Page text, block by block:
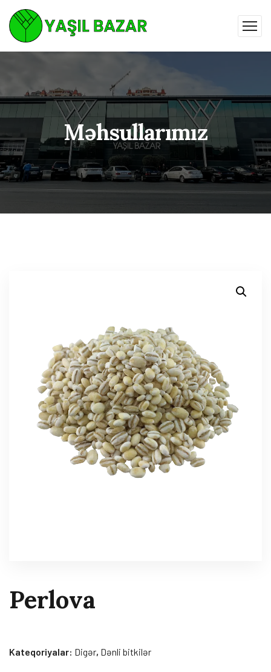
Məhsullarımız
Perlova
Kateqoriyalar: Digər, Dənli bitkilər